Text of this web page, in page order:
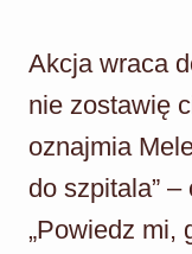
Akcja wraca
nie zostawię
oznajmia
do szpitala”
„Powiedz mi,